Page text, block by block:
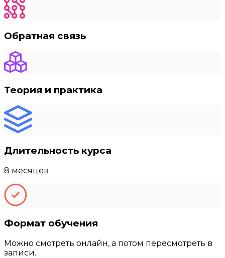
Обратная связь
Теория и практика
Длительность курса
8 месяцев
Формат обучения
Можно смотреть онлайн, а потом пересмотреть в
записи.